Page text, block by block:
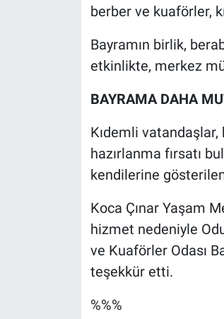
berber ve kuaförler,
Bayramın birlik,
etkinlikte, merkez
BAYRAMA DAHA
Kıdemli
hazırlanma fırsatı
kendilerine
Koca Çınar Yaşam
hizmet nedeniyle
ve Kuaförler Odası
teşekkür etti.
%%%